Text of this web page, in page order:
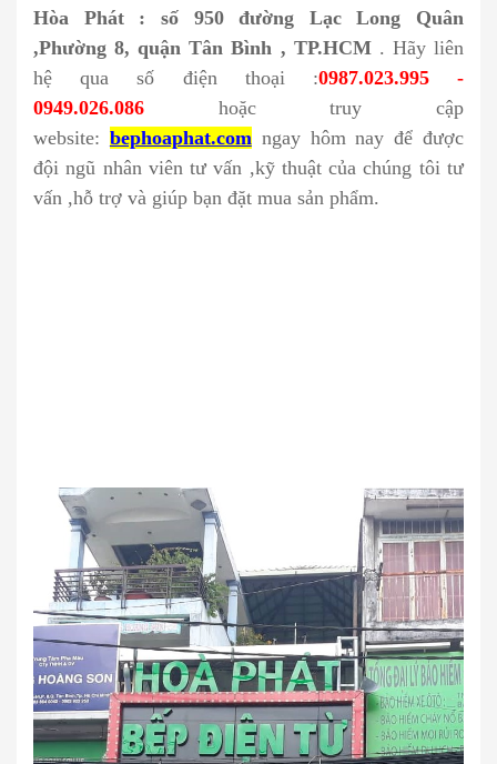
Hòa Phát : số 950 đường Lạc Long Quân
,Phường 8, quận Tân Bình , TP.HCM. Hãy liên
hệ qua số điện thoại :0987.023.995 -
0949.026.086 hoặc truy cập
website: bephoaphat.com ngay hôm nay để được
đội ngũ nhân viên tư vấn ,kỹ thuật của chúng tôi tư
vấn ,hỗ trợ và giúp bạn đặt mua sản phẩm.